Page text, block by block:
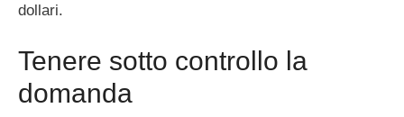
dollari.
Tenere sotto controllo la
domanda